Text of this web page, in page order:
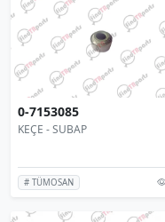
0-7153085
KEÇE - SUBAP
# TÜMOSAN